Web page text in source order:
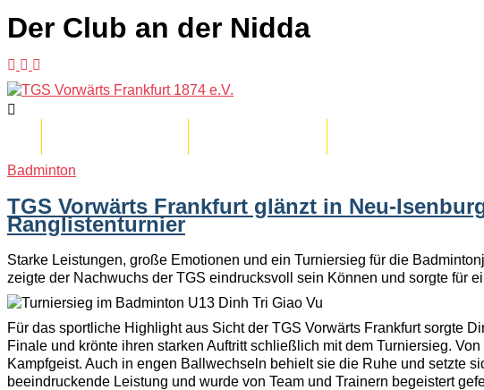
Der Club an der Nidda
Badminton
TGS Vorwärts Frankfurt glänzt in Neu-
Ranglistenturnier
Starke Leistungen, große Emotionen und ein Turniersieg für die
zeigte der Nachwuchs der TGS eindrucksvoll sein Können und sorgte für
Für das sportliche Highlight aus Sicht der TGS Vorwärts Frankfurt sorgte
Finale und krönte ihren starken Auftritt schließlich mit dem Turniersieg.
Kampfgeist. Auch in engen Ballwechseln behielt sie die Ruhe und setzte
beeindruckende Leistung und wurde von Team und Trainern begeistert